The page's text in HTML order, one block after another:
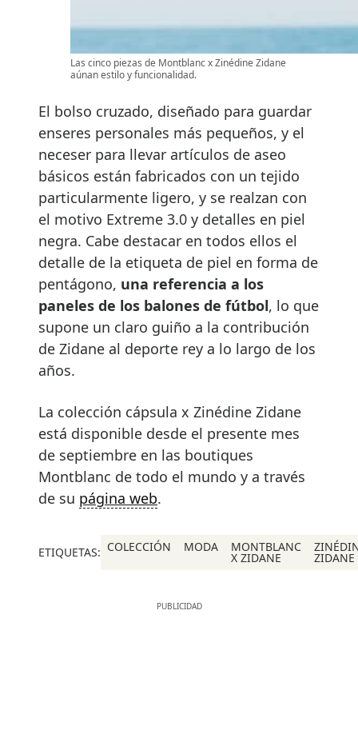
Las cinco piezas de Montblanc x Zinédine Zidane
aúnan estilo y funcionalidad.
El bolso cruzado, diseñado para guardar
enseres personales más pequeños, y el
neceser para llevar artículos de aseo
básicos están fabricados con un tejido
particularmente ligero, y se realzan con
el motivo Extreme 3.0 y detalles en piel
negra. Cabe destacar en todos ellos el
detalle de la etiqueta de piel en forma de
pentágono, una referencia a los
paneles de los balones de fútbol, lo que
supone un claro guiño a la contribución
de Zidane al deporte rey a lo largo de los
años.
La colección cápsula x Zinédine Zidane
está disponible desde el presente mes
de septiembre en las boutiques
Montblanc de todo el mundo y a través
de su página web.
ETIQUETAS: COLECCIÓN MODA MONTBLANC
X ZIDANE ZIDANE